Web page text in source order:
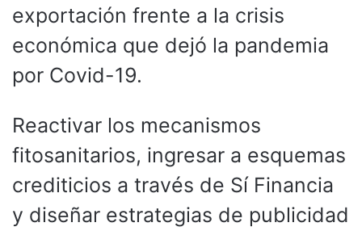
exportación frente a la crisis
económica que dejó la pandemia
por Covid-19.
Reactivar los mecanismos
fitosanitarios, ingresar a esquemas
crediticios a través de Sí Financia
y diseñar estrategias de publicidad